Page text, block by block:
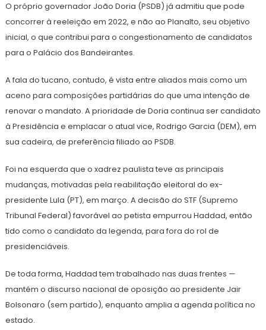
O próprio governador João Doria (PSDB) já admitiu que pode
concorrer à reeleição em 2022, e não ao Planalto, seu objetivo
inicial, o que contribui para o congestionamento de candidatos
para o Palácio dos Bandeirantes.
A fala do tucano, contudo, é vista entre aliados mais como um
aceno para composições partidárias do que uma intenção de
renovar o mandato. A prioridade de Doria continua ser candidato
à Presidência e emplacar o atual vice, Rodrigo Garcia (DEM), em
sua cadeira, de preferência filiado ao PSDB.
Foi na esquerda que o xadrez paulista teve as principais
mudanças, motivadas pela reabilitação eleitoral do ex-
presidente Lula (PT), em março. A decisão do STF (Supremo
Tribunal Federal) favorável ao petista empurrou Haddad, então
tido como o candidato da legenda, para fora do rol de
presidenciáveis.
De toda forma, Haddad tem trabalhado nas duas frentes —
mantém o discurso nacional de oposição ao presidente Jair
Bolsonaro (sem partido), enquanto amplia a agenda política no
estado.